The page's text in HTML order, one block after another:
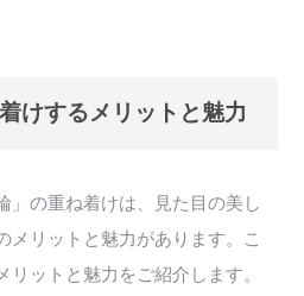
けするメリットと魅力
」の重ね着けは、見た目の美し
メリットと魅力があります。こ
リットと魅力をご紹介します。